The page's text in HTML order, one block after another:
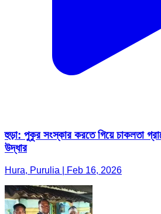
হুড়া: পুকুর সংস্কার করতে গিয়ে চাকলতা
উদ্ধার
Hura, Purulia | Feb 16, 2026